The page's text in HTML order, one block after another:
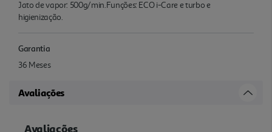
Jato de vapor: 500g/min.Funções: ECO i-Care e turbo e
higienização.
Garantia
36 Meses
Avaliações